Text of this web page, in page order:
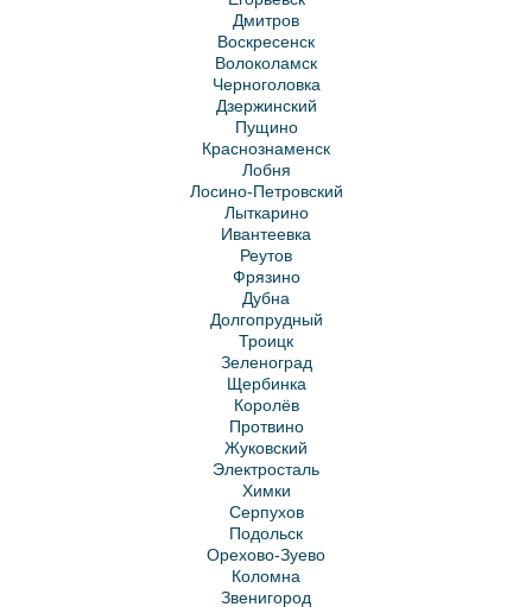
Дмитров
Воскресенск
Волоколамск
Черноголовка
Дзержинский
Пущино
Краснознаменск
Лобня
Лосино-Петровский
Лыткарино
Ивантеевка
Реутов
Фрязино
Дубна
Долгопрудный
Троицк
Зеленоград
Щербинка
Королёв
Протвино
Жуковский
Электросталь
Химки
Серпухов
Подольск
Орехово-Зуево
Коломна
Звенигород